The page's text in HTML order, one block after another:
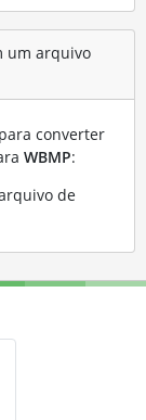
um arquivo
converter
WBMP:
de